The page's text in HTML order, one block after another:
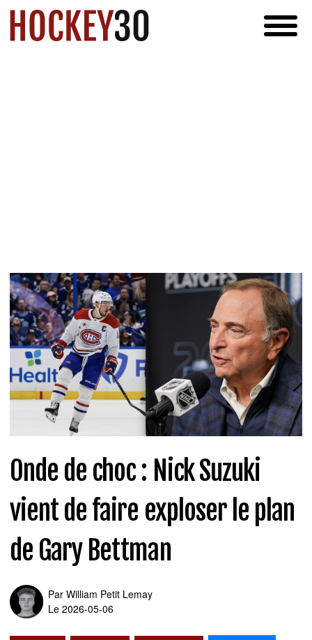
Onde de choc : Nick Suzuki
vient de faire exploser le plan
de Gary Bettman
Par William Petit Lemay
Le 2026-05-06